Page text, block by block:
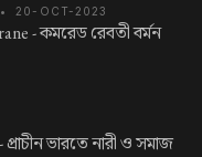
• 20-OCT-2023
-কমরেড রেবতী বর্মন
প্রাচীন ভারতে নারী ও সমাজ